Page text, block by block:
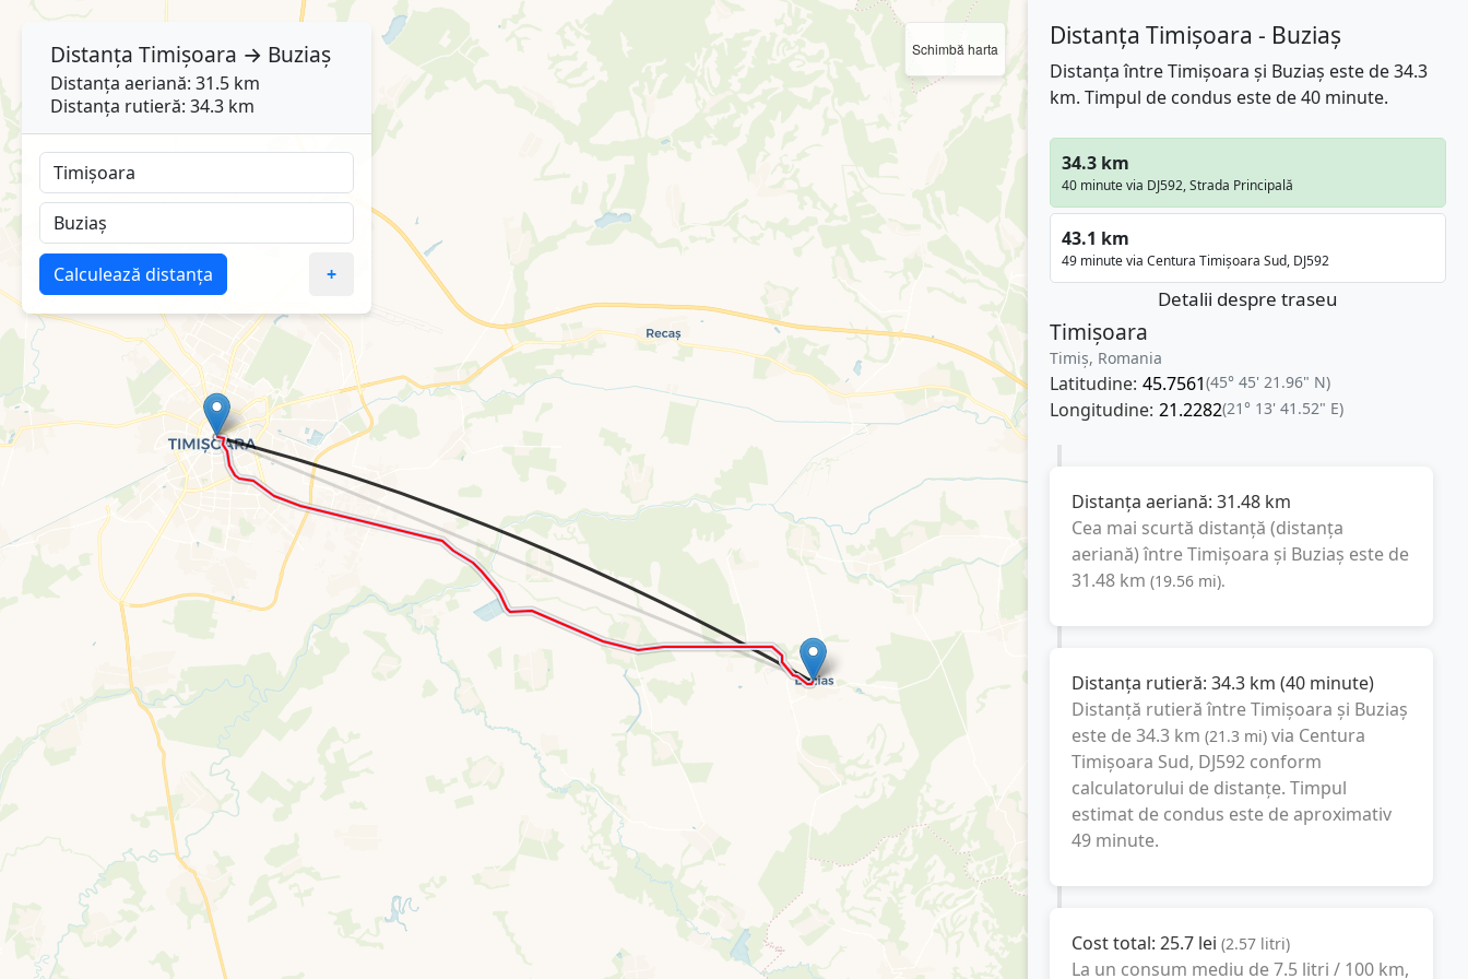
Schimbă harta Distanța Timișoara - Buziaș
Distanța între Timișoara și Buziaș este de 34.3
km. Timpul de condus este de 40 minute.
34.3 km
40 minute via DJ592, Strada Principală
43.1 km
49 minute via Centura Timișoara Sud, DJ592
Detalii despre traseu
Timișoara
Timiș, Romania
Latitudine: 45.7561(45° 45' 21.96" N)
Longitudine: 21.2282(21° 13' 41.52" E)
Distanța aeriană: 31.48 km
Cea mai scurtă distanță (distanța
aeriană) întreTimișoara și Buziaș este de
31.48 km (19.56 mi).
Distanța rutieră: 34.3 km (40 minute)
Distanță rutieră întreTimișoara și Buziaș
este de34.3 km (21.3 mi) via Centura
Timișoara Sud, DJ592conform
calculatorului de distanțe. Timpul
estimat de condus este de aproximativ
49 minute.
Cost total: 25.7 lei (2.57 litri)
La un consum mediu de7.5 litri / 100 km,
Distanța Timișoara → Buziaș
Distanța aeriană: 31.5 km
Distanța rutieră: 34.3 km
Calculează distanța +